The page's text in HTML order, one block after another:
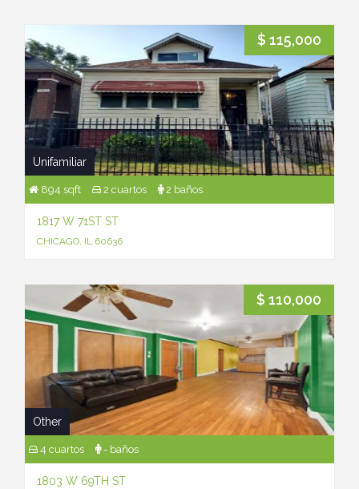
$ 115,000
Unifamiliar
894 sqft 2 cuartos 2 baños
1817 W 71ST ST
CHICAGO, IL 60636
$ 110,000
Other
4 cuartos - baños
1803 W 69TH ST